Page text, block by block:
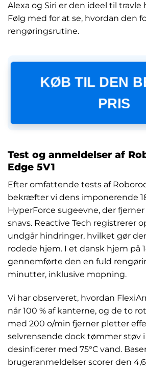
Alexa og Siri er den ideel til
Følg med for at se, hvordan den
rengøringsrutine.
KØB TIL DEN
PRIS
Test og anmeldelser af
Edge 5V1
Efter omfattende tests af
bekræfter vi dens imponerende
HyperForce sugeevne, der
snavs. Reactive Tech registrerer
undgår hindringer, hvilket gør
rodede hjem. I et dansk hjem på
gennemførte den en fuld
minutter, inklusive mopning.
Vi har observeret, hvordan
når 100 % af kanterne, og de to
med 200 o/min fjerner pletter
selvrensende dock tømmer støv
desinficerer med 75°C vand.
brugeranmeldelser scorer den